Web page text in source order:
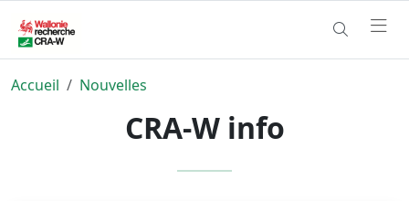
Accueil Nouvelles
CRA-W info